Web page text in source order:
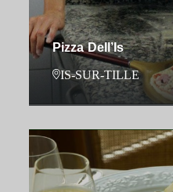
Pizza Dell’Is
IS-SUR-TILLE